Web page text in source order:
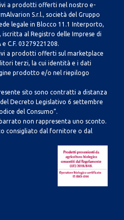
a prodotti offerti nel nostro e-
S.r.l., società del Gruppo
legale in Blocco 11.1 Interporto,
al Registro delle Imprese di
C.F. 03279221208.
a prodotti offerti sul marketplace
terzi, la cui identità e i dati
prodotto e/o nel riepilogo
sito sono contratti a distanza
Decreto Legislativo 6 settembre
del Consumo”.
non rappresenta uno sconto.
consigliato dal fornitore o dal